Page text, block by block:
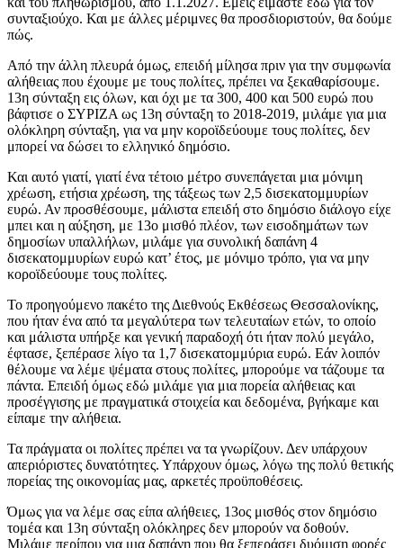
συνταξιούχο. Και με άλλες μέριμνες θα προσδιοριστούν, θα δούμε
πώς.
Από την άλλη πλευρά όμως, επειδή μίλησα πριν για την συμφωνία
αλήθειας που έχουμε με τους πολίτες, πρέπει να ξεκαθαρίσουμε.
13η σύνταξη εις όλων, και όχι με τα 300, 400 και 500 ευρώ που
βάφτισε ο ΣΥΡΙΖΑ ως 13η σύνταξη το 2018-2019, μιλάμε για μια
ολόκληρη σύνταξη, για να μην κοροϊδεύουμε τους πολίτες, δεν
μπορεί να δώσει το ελληνικό δημόσιο.
Και αυτό γιατί, γιατί ένα τέτοιο μέτρο συνεπάγεται μια μόνιμη
χρέωση, ετήσια χρέωση, της τάξεως των 2,5 δισεκατομμυρίων
ευρώ. Αν προσθέσουμε, μάλιστα επειδή στο δημόσιο διάλογο είχε
μπει και η αύξηση, με 13ο μισθό πλέον, των εισοδημάτων των
δημοσίων υπαλλήλων, μιλάμε για συνολική δαπάνη 4
δισεκατομμυρίων ευρώ κατ’ έτος, με μόνιμο τρόπο, για να μην
κοροϊδεύουμε τους πολίτες.
Το προηγούμενο πακέτο της Διεθνούς Εκθέσεως Θεσσαλονίκης,
που ήταν ένα από τα μεγαλύτερα των τελευταίων ετών, το οποίο
και μάλιστα υπήρξε και γενική παραδοχή ότι ήταν πολύ μεγάλο,
έφτασε, ξεπέρασε λίγο τα 1,7 δισεκατομμύρια ευρώ. Εάν λοιπόν
θέλουμε να λέμε ψέματα στους πολίτες, μπορούμε να τάζουμε τα
πάντα. Επειδή όμως εδώ μιλάμε για μια πορεία αλήθειας και
προσέγγισης με πραγματικά στοιχεία και δεδομένα, βγήκαμε και
είπαμε την αλήθεια.
Τα πράγματα οι πολίτες πρέπει να τα γνωρίζουν. Δεν υπάρχουν
απεριόριστες δυνατότητες. Υπάρχουν όμως, λόγω της πολύ θετικής
πορείας της οικονομίας μας, αρκετές προϋποθέσεις.
Όμως για να λέμε σας είπα αλήθειες, 13ος μισθός στον δημόσιο
τομέα και 13η σύνταξη ολόκληρες δεν μπορούν να δοθούν.
Μιλάμε περίπου για μια δαπάνη που θα ξεπεράσει δυόμιση φορές